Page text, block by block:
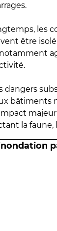
les
être
dangers
bâtiments
la faune,